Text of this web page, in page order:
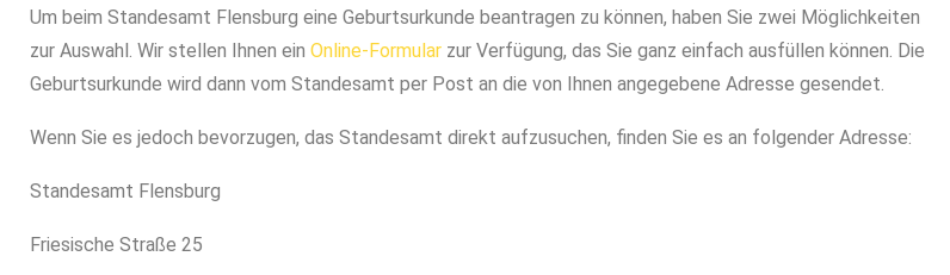
Um beim Standesamt Flensburg eine Geburtsurkunde beantragen zu können, haben Sie zwei Möglichkeiten
zur Auswahl. Wir stellen Ihnen ein Online-Formular zur Verfügung, das Sie ganz einfach ausfüllen können. Die
Geburtsurkunde wird dann vom Standesamt per Post an die von Ihnen angegebene Adresse gesendet.
Wenn Sie es jedoch bevorzugen, das Standesamt direkt aufzusuchen, finden Sie es an folgender Adresse:
Standesamt Flensburg
Friesische Straße 25